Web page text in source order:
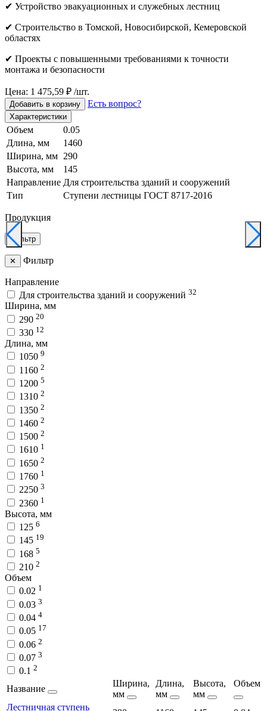
✔ Устройство эвакуационных и служебных лестниц
✔ Строительство в Томской, Новосибирской, Кемеровской
областях
✔ Проекты с повышенными требованиями к точности
монтажа и безопасности
Цена: 1 475,59 ₽ /шт.
Добавить в корзину Есть вопрос?
Характеристики
Объем
0.05
Длина, мм
1460
Ширина, мм 290
Высота, мм
145
Направление Для строительства зданий и сооружений
Тип
Ступени лестницы ГОСТ 8717-2016
Продукция
Фильтр
✕ Фильтр
Направление
Для строительства зданий и сооружений 32
Ширина, мм
290 20
330 12
Длина, мм
1050 9
1160 2
1200 5
1310 2
1350 2
1460 2
1500 2
1610 1
1650 2
1760 1
2250 3
2360 1
Высота, мм
125 6
145 19
168 5
210 2
Объем
0.02 1
0.03 3
0.04 4
0.05 17
0.06 2
0.07 3
0.1 2
Название
Ширина,
мм
Длина,
мм
Высота,
мм
Объем
Лестничная ступень